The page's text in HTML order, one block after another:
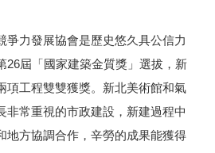
力發展協會是歷史悠久具公信力
26屆「國家建築金質獎」選拔，新
項工程雙雙獲獎。新北美術館和氣
非常重視的市政建設，新建過程中
地方協調合作，辛勞的成果能獲得